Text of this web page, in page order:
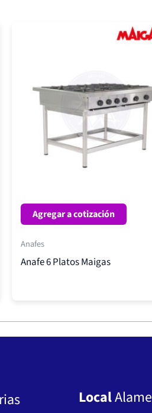
Agregar a cotización
Anafes
Anafe 6 Platos Maigas
Local